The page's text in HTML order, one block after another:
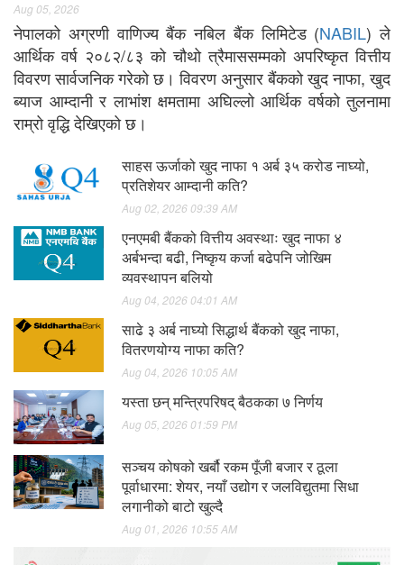
Aug 05, 2026
नेपालको अग्रणी वाणिज्य बैंक नबिल बैंक लिमिटेड (NABIL) ले
आर्थिक वर्ष २०८२/८३ को चौथो त्रैमाससम्मको अपरिष्कृत वित्तीय
विवरण सार्वजनिक गरेको छ। विवरण अनुसार बैंकको खुद नाफा, खुद
ब्याज आम्दानी र लाभांश क्षमतामा अघिल्लो आर्थिक वर्षको तुलनामा
राम्रो वृद्धि देखिएको छ।
साहस ऊर्जाको खुद नाफा १ अर्ब ३५ करोड नाघ्यो,
प्रतिशेयर आम्दानी कति?
Aug 02, 2026 09:39 AM
एनएमबी बैंकको वित्तीय अवस्थाः खुद नाफा ४
अर्बभन्दा बढी, निष्कृय कर्जा बढेपनि जोखिम
व्यवस्थापन बलियो
Aug 04, 2026 04:01 AM
साढे ३ अर्ब नाघ्यो सिद्धार्थ बैंकको खुद नाफा,
वितरणयोग्य नाफा कति?
Aug 04, 2026 10:05 AM
यस्ता छन् मन्त्रिपरिषद् बैठकका ७ निर्णय
Aug 05, 2026 01:59 PM
सञ्चय कोषको खर्बौ रकम पूँजी बजार र ठूला
पूर्वाधारमा: शेयर, नयाँ उद्योग र जलविद्युतमा सिधा
लगानीको बाटो खुल्दै
Aug 01, 2026 10:55 AM